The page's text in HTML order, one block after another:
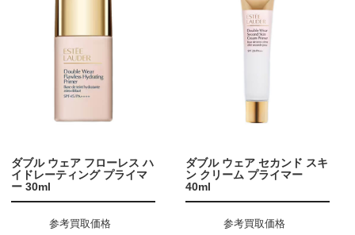
ダブル ウェア フローレス ハ
イドレーティング プライマ
ー 30ml
参考買取価格
ダブル ウェア セカンド スキ
ン クリーム プライマー
40ml
参考買取価格